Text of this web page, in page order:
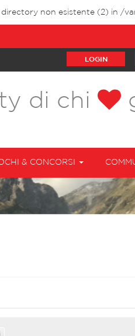
non esistente (2) in /
LOGIN
di chi
& CONCORSI